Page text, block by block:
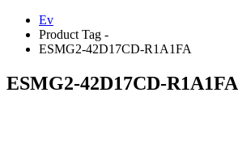
Ev
Product Tag -
ESMG2-42D17CD-R1A1FA
ESMG2-42D17CD-R1A1FA